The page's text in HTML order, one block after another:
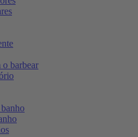
barbear